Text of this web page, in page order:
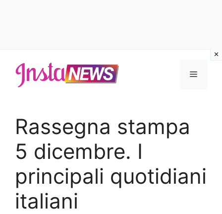
contenuto
Menu
Rassegna stampa
5 dicembre. I
principali quotidiani
italiani